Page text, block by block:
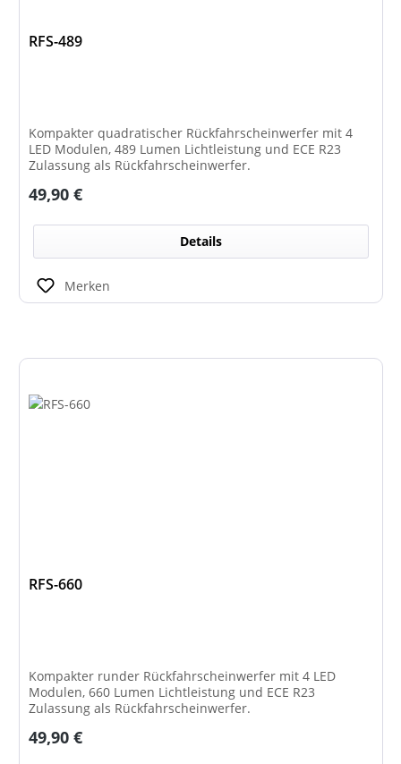
RFS-489
Kompakter quadratischer Rückfahrscheinwerfer mit 4
LED Modulen, 489 Lumen Lichtleistung und ECE R23
Zulassung als Rückfahrscheinwerfer.
Regulärer Preis:
49,90 €
Details
Merken
RFS-660
Kompakter runder Rückfahrscheinwerfer mit 4 LED
Modulen, 660 Lumen Lichtleistung und ECE R23
Zulassung als Rückfahrscheinwerfer.
Regulärer Preis:
49,90 €